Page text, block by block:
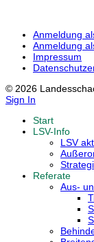
Anmeldung
Anmeldung
Impressum
© 2026
Sign In
Start
LSV-Info
LSV
Referate
Aus-